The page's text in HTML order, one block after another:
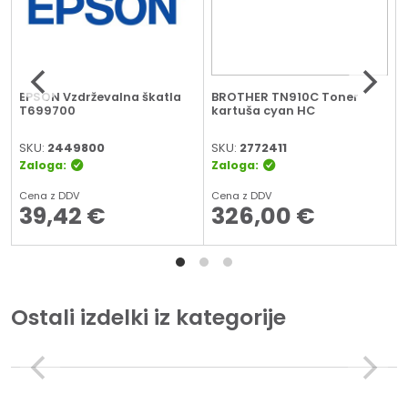
EPSON Vzdrževalna škatla
T699700
SKU: 2449800
Zaloga:
Cena z DDV
39,42 €
BROTHER TN910C Toner
kartuša cyan HC
SKU: 2772411
Zaloga:
Cena z DDV
326,00 €
Ostali izdelki iz kategorije